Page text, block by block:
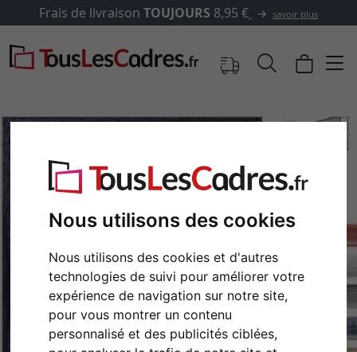
Nous utilisons des cookies
Nous utilisons des cookies et d'autres
technologies de suivi pour améliorer votre
expérience de navigation sur notre site,
pour vous montrer un contenu
personnalisé et des publicités ciblées,
de livraisonTOUJOURS 8,95 € savoir plus
Retour